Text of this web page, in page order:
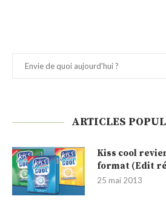
ARTICLES
Kiss cool
format (Edit
25 mai 2013